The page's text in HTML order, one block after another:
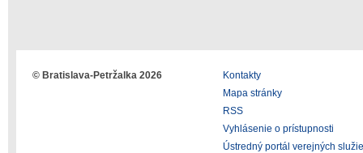
© Bratislava-Petržalka 2026
Kontakty
Mapa stránky
RSS
Vyhlásenie o prístupnosti
Ústredný portál verejných